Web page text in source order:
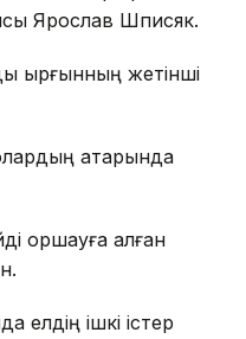
Ярослав Шписяк.
қырғынның жетінші
қатарында
қоршауға алған
елдің ішкі істер